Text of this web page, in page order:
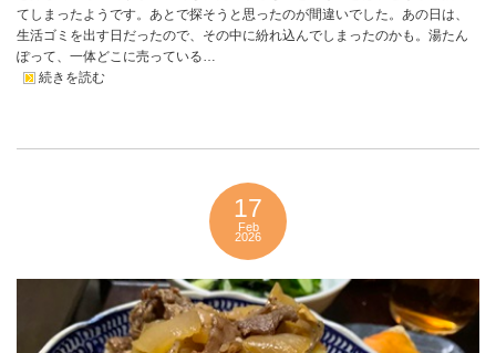
てしまったようです。あとで探そうと思ったのが間違いでした。あの日は、
生活ゴミを出す日だったので、その中に紛れ込んでしまったのかも。湯たん
ぽって、一体どこに売っている…
続きを読む
17
Feb
2026